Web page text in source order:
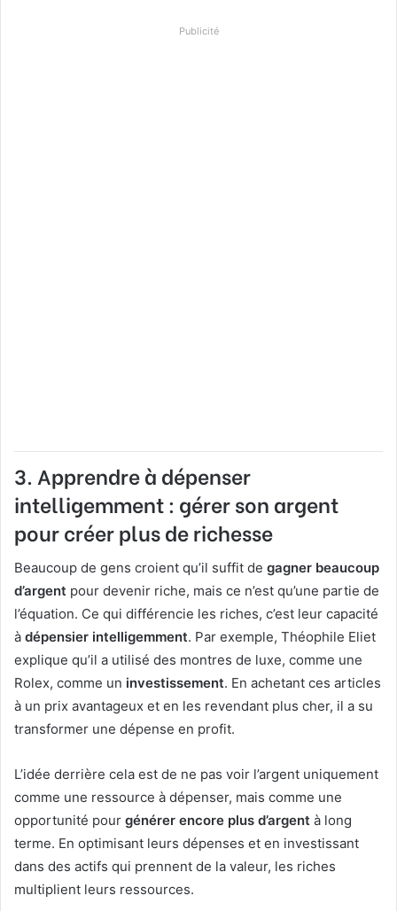
Publicité
3. Apprendre à dépenser
intelligemment : gérer son argent
pour créer plus de richesse
Beaucoup de gens croient qu’il suffit de gagner beaucoup
d’argent pour devenir riche, mais ce n’est qu’une partie de
l’équation. Ce qui différencie les riches, c’est leur capacité
à dépensier intelligemment. Par exemple, Théophile Eliet
explique qu’il a utilisé des montres de luxe, comme une
Rolex, comme un investissement. En achetant ces articles
à un prix avantageux et en les revendant plus cher, il a su
transformer une dépense en profit.
L’idée derrière cela est de ne pas voir l’argent uniquement
comme une ressource à dépenser, mais comme une
opportunité pour générer encore plus d’argent à long
terme. En optimisant leurs dépenses et en investissant
dans des actifs qui prennent de la valeur, les riches
multiplient leurs ressources.